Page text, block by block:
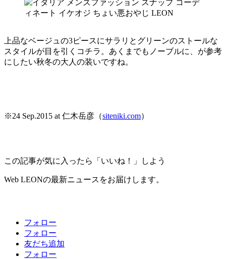
上品なベージュの3ピースにサラリとグリーンのストールな
スタイルが目を引くコチラ。あくまでもノーブルに、が参考
にしたい秋冬の大人の装いですね。
※24 Sep.2015 at 仁木岳彦（siteniki.com）
この記事が気に入ったら「いいね！」しよう
Web LEONの最新ニュースをお届けします。
フォロー
フォロー
友だち追加
フォロー